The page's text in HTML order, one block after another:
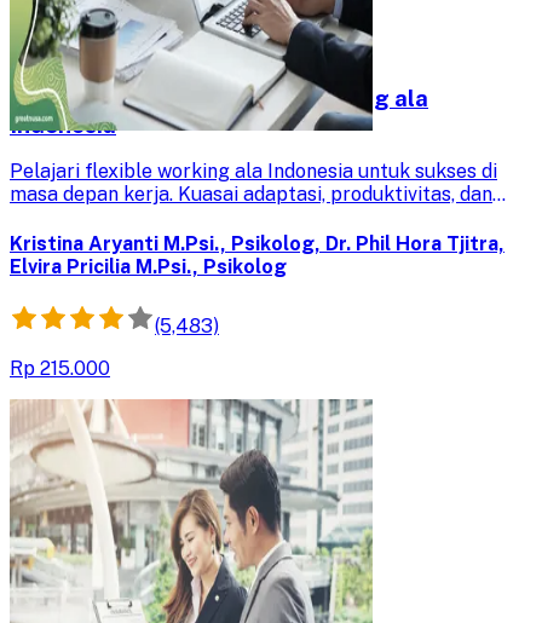
Gawe 4.1 : Sukses Flexible Working ala
Indonesia
Pelajari flexible working ala Indonesia untuk sukses di
masa depan kerja. Kuasai adaptasi, produktivitas, dan
Kristina Aryanti M.Psi., Psikolog, Dr. Phil Hora Tjitra,
Elvira Pricilia M.Psi., Psikolog
(5,483)
Rp 215.000